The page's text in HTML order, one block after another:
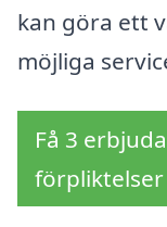
kan göra ett
möjliga
Få 3
förpliktelser